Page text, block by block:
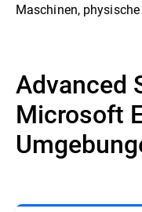
Maschinen,
Advanced
Microsoft